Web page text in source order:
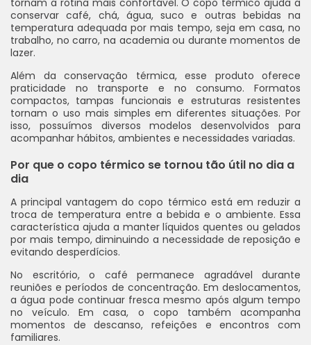
tornam a rotina mais confortável. O copo térmico ajuda a
conservar café, chá, água, suco e outras bebidas na
temperatura adequada por mais tempo, seja em casa, no
trabalho, no carro, na academia ou durante momentos de
lazer.
Além da conservação térmica, esse produto oferece
praticidade no transporte e no consumo. Formatos
compactos, tampas funcionais e estruturas resistentes
tornam o uso mais simples em diferentes situações. Por
isso, possuímos diversos modelos desenvolvidos para
acompanhar hábitos, ambientes e necessidades variadas.
Por que o copo térmico se tornou tão útil no dia a
dia
A principal vantagem do copo térmico está em reduzir a
troca de temperatura entre a bebida e o ambiente. Essa
característica ajuda a manter líquidos quentes ou gelados
por mais tempo, diminuindo a necessidade de reposição e
evitando desperdícios.
No escritório, o café permanece agradável durante
reuniões e períodos de concentração. Em deslocamentos,
a água pode continuar fresca mesmo após algum tempo
no veículo. Em casa, o copo também acompanha
momentos de descanso, refeições e encontros com
familiares.